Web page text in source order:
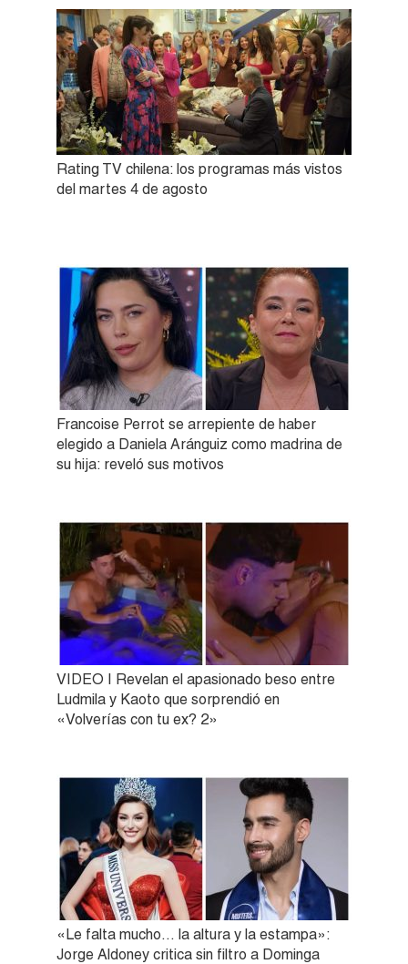
Rating TV chilena: los programas más vistos
del martes 4 de agosto
Francoise Perrot se arrepiente de haber
elegido a Daniela Aránguiz como madrina de
su hija: reveló sus motivos
VIDEO | Revelan el apasionado beso entre
Ludmila y Kaoto que sorprendió en
«Volverías con tu ex? 2»
«Le falta mucho… la altura y la estampa»:
Jorge Aldoney critica sin filtro a Dominga